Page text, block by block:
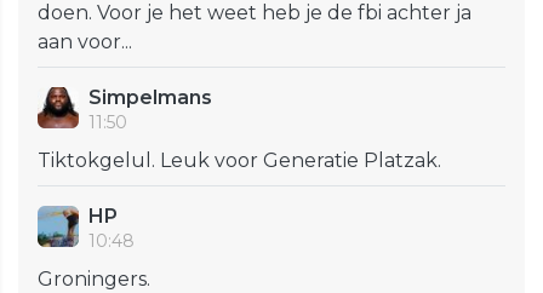
doen. Voor je het weet heb je de fbi achter ja
aan voor...
Simpelmans
11:50
Tiktokgelul. Leuk voor Generatie Platzak.
HP
10:48
Groningers.